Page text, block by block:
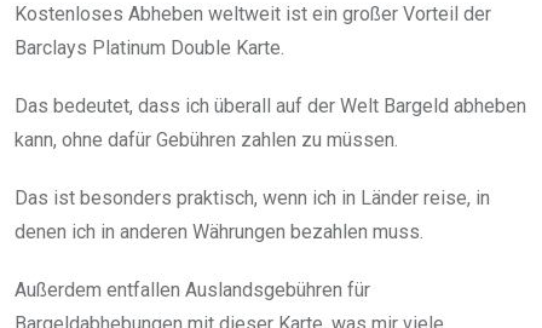
Kostenloses Abheben weltweit ist ein großer Vorteil der
Barclays Platinum Double Karte.
Das bedeutet, dass ich überall auf der Welt Bargeld abheben
kann, ohne dafür Gebühren zahlen zu müssen.
Das ist besonders praktisch, wenn ich in Länder reise, in
denen ich in anderen Währungen bezahlen muss.
Außerdem entfallen Auslandsgebühren für
Bargeldabhebungen mit dieser Karte, was mir viele